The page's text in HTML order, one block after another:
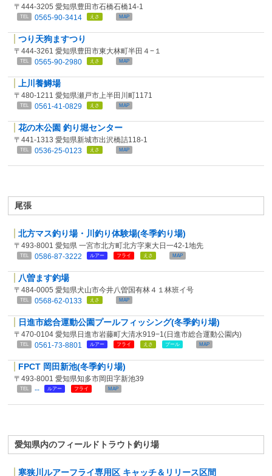
〒444-3205 愛知県豊田市石橋石橋14-1
TEL 0565-90-3414 えさ MAP
つり天狗ますつり
〒444-3261 愛知県豊田市東大林町半田４−１
TEL 0565-90-2980 えさ MAP
上川養鱒場
〒480-1211 愛知県瀬戸市上半田川町1171
TEL 0561-41-0829 えさ MAP
花の木公園 釣り堀センター
〒441-1313 愛知県新城市出沢橋詰118-1
TEL 0536-25-0123 えさ MAP
尾張
北方マス釣り場・川釣り体験場(冬季釣り場)
〒493-8001 愛知県 一宮市北方町北方字東大日一42-1地先
TEL 0586-87-3222 ルアー フライ えさ MAP
八曽ます釣場
〒484-0005 愛知県犬山市今井八曽国有林４１林班イ号
TEL 0568-62-0133 えさ MAP
日進市総合運動公園プールフィッシング(冬季釣り場)
〒470-0104 愛知県日進市岩藤町大清水919−1(日進市総合運動公園内)
TEL 0561-73-8801 ルアー フライ えさ プール MAP
FPCT 岡田新池(冬季釣り場)
〒493-8001 愛知県知多市岡田字新池39
TEL -- ルアー フライ MAP
愛知県内のフィールドトラウト釣り場
寒狭川ルアーフライ専用区 キャッチ＆リリース区間